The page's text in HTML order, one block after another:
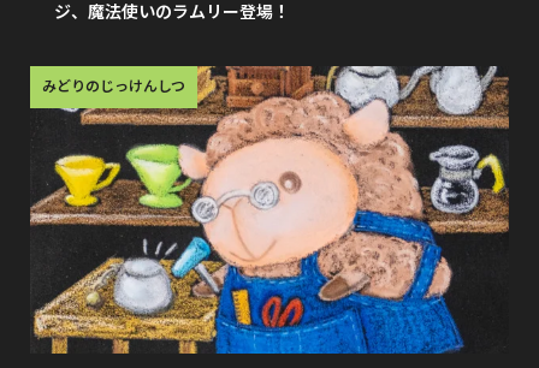
ジ、魔法使いのラムリー登場！
みどりのじっけんしつ